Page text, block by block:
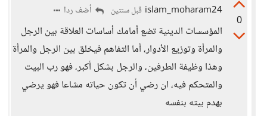
0
islam_moharam24 قبل سنتين أضف ردا
المؤسسات الدينية تضع أمامك أساسات العلاقة بين الرجل
والمرأة وتوزيع الأدوار، أما التفاهم فيخلق بين الرجل والمرأة
وهذا وظيفة الطرفين، والرجل بشكل أكبر، فهو رب البيت
والمتحكم فيه، ان رضي أن تكون حياته مشاعا فهو يرضي
بهدم بيته بنفسه